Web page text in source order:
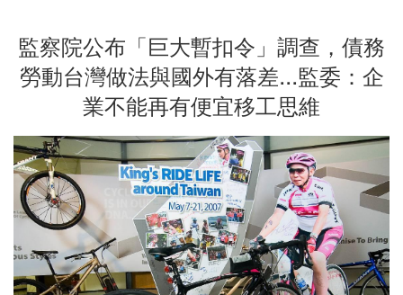
監察院公布「巨大暫扣令」調查，債務
勞動台灣做法與國外有落差...監委：企
業不能再有便宜移工思維